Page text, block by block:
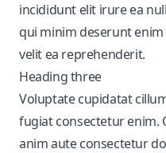
incididunt elit irure ea
qui minim deserunt
velit ea reprehenderit.
Heading three
Voluptate cupidatat
fugiat consectetur enim.
anim aute consectetur